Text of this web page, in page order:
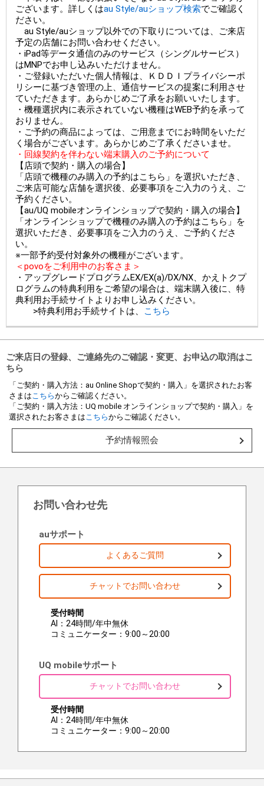
ございます。詳しくはau Style/auショップ検索でご確認く
ださい。
au Style/auショップ以外での下取りについては、ご来店
予定の店舗にお問い合わせください。
・iPad等データ通信のみのサービス（シングルサービス）
はMNPでお申し込みいただけません。
・ご登録いただいた個人情報は、ＫＤＤＩプライバシーポ
リシーに基づき管理の上、通信サービスの提案に利用させ
ていただきます。あらかじめご了承をお願いいたします。
・機種選択内に表示されていない機種はWEB予約を承って
おりません。
・ご予約の商品によっては、ご用意までにお時間をいただ
く場合がございます。あらかじめご了承くださいませ。
・回線契約を伴わない端末購入のご予約について
【店頭で契約・購入の場合】
「店頭で機種のみ購入の予約はこちら」を選択いただき、
ご来店可能な店舗を選択後、必要事項をご入力のうえ、ご
予約ください。
【au/UQ mobileオンラインショップで契約・購入の場合】
「オンラインショップで機種のみ購入の予約はこちら」を
選択いただき、必要事項をご入力のうえ、ご予約くださ
い。
※一部予約受付対象外の機種がございます。
＜povoをご利用中のお客さま＞
・アップグレードプログラムEX/EX(a)/DX/NX、かえトクプ
ログラムの特典利用をご希望の場合は、端末購入後に、特
典利用お手続サイトよりお申し込みください。
>特典利用お手続サイトは、
こちら
ご来店日の登録、ご連絡先のご確認・変更、お申込の取消はこ
ちら
「ご契約・購入方法：au Online Shopで契約・購入」を選択されたお客
さまはこちらからご確認ください。
「ご契約・購入方法：UQ mobile オンラインショップで契約・購入」を
選択されたお客さまはこちらからご確認ください。
予約情報照会
お問い合わせ先
auサポート
よくあるご質問
チャットでお問い合わせ
受付時間
AI：24時間/年中無休
コミュニケーター：9:00～20:00
UQ mobileサポート
チャットでお問い合わせ
受付時間
AI：24時間/年中無休
コミュニケーター：9:00～20:00